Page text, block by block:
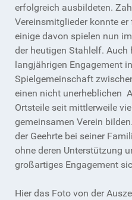
erfolgreich ausbildeten.
Vereinsmitglieder konnte
einige davon spielen nun
der heutigen Stahlelf.
langjährigen Engagement
Spielgemeinschaft
einen nicht unerheblichen
Ortsteile seit mittlerweile
gemeinsamen Verein
der Geehrte bei seiner
ohne deren Unterstützung
großartiges Engagement
Hier das Foto von der